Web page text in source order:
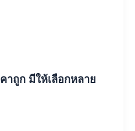
าถูก มีให้เลือกหลาย